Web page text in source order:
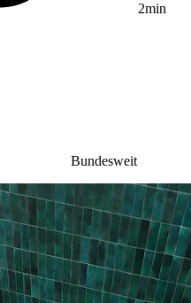
2min
Bundesweit